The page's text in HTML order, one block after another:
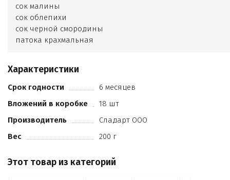
сок малины
сок облепихи
сок черной смородины
патока крахмальная
сахарная пудра
Характеристики
Срок годности
6 месяцев
Вложений в коробке
18 шт
Производитель
Сладарт ООО
Вес
200 г
Этот товар из категорий